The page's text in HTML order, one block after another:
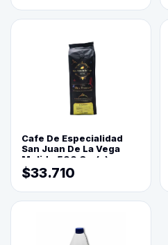
Cafe De Especialidad
San Juan De La Vega
Molido 500 Grs(=)
$33.710